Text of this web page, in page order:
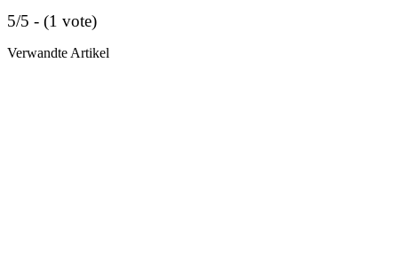
5/5 - (1 vote)
Verwandte Artikel